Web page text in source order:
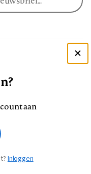
verdienen
aan
Inloggen